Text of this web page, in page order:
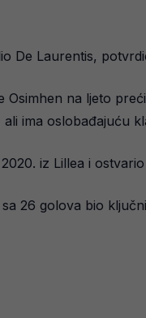
De Laurentis,
Osimhen na ljeto
ima oslobađajuću
iz Lillea i
26 golova bio